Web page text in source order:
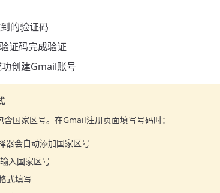
的验证码
证码完成验证
创建Gmail账号
国家区号。在Gmail注册页面填写号码时：
器会自动添加国家区号
入国家区号
式填写